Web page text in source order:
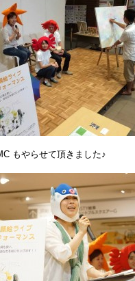
もやらせて頂きました♪